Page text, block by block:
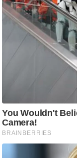
फि
ल्म
क्षा
a
k
i